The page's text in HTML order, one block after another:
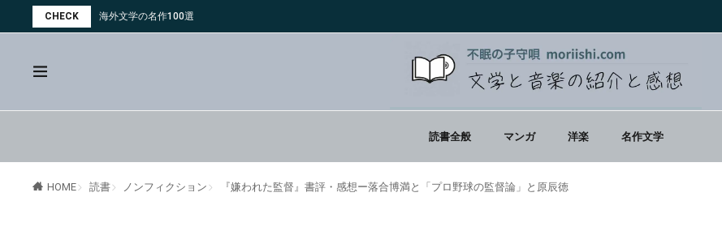
CHECK 海外文学の名作100選
読書全般 マンガ 洋楽 名作文学
HOME 読書 ノンフィクション 『嫌われた監督』書評・感想ー落合博満と「プロ野球の監督論」と原辰徳